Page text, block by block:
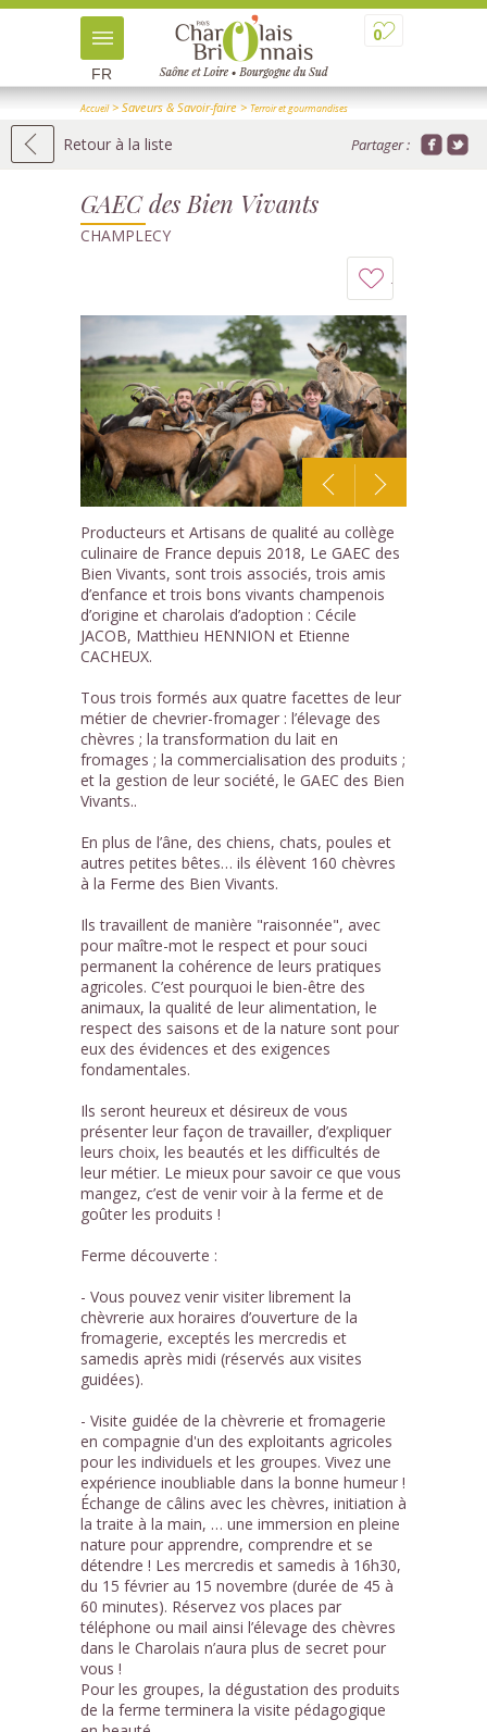
0
FR
Accueil> Saveurs & Savoir-faire > Terroir et gourmandises
Retour à la liste Partager :
GAEC des Bien Vivants
CHAMPLECY
à
mon
carnet
1 /12
Producteurs et Artisans de qualité au collège
culinaire de France depuis 2018, Le GAEC des
Bien Vivants, sont trois associés, trois amis
d’enfance et trois bons vivants champenois
d’origine et charolais d’adoption : Cécile
JACOB, Matthieu HENNION et Etienne
CACHEUX.
Tous trois formés aux quatre facettes de leur
métier de chevrier-fromager : l’élevage des
chèvres ; la transformation du lait en
fromages ; la commercialisation des produits ;
et la gestion de leur société, le GAEC des Bien
Vivants..
En plus de l’âne, des chiens, chats, poules et
autres petites bêtes… ils élèvent 160 chèvres
à la Ferme des Bien Vivants.
Ils travaillent de manière "raisonnée", avec
pour maître-mot le respect et pour souci
permanent la cohérence de leurs pratiques
agricoles. C’est pourquoi le bien-être des
animaux, la qualité de leur alimentation, le
respect des saisons et de la nature sont pour
eux des évidences et des exigences
fondamentales.
Ils seront heureux et désireux de vous
présenter leur façon de travailler, d’expliquer
leurs choix, les beautés et les difficultés de
leur métier. Le mieux pour savoir ce que vous
mangez, c’est de venir voir à la ferme et de
goûter les produits !
Ferme découverte :
- Vous pouvez venir visiter librement la
chèvrerie aux horaires d’ouverture de la
fromagerie, exceptés les mercredis et
samedis après midi (réservés aux visites
guidées).
- Visite guidée de la chèvrerie et fromagerie
en compagnie d'un des exploitants agricoles
pour les individuels et les groupes. Vivez une
expérience inoubliable dans la bonne humeur !
Échange de câlins avec les chèvres, initiation à
la traite à la main, … une immersion en pleine
nature pour apprendre, comprendre et se
détendre ! Les mercredis et samedis à 16h30,
du 15 février au 15 novembre (durée de 45 à
60 minutes). Réservez vos places par
téléphone ou mail ainsi l’élevage des chèvres
dans le Charolais n’aura plus de secret pour
vous !
Pour les groupes, la dégustation des produits
de la ferme terminera la visite pédagogique